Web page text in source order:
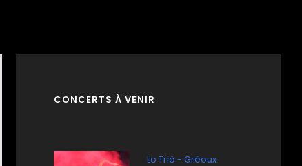
CONCERTS À VENIR
Lo Triò - Gréoux